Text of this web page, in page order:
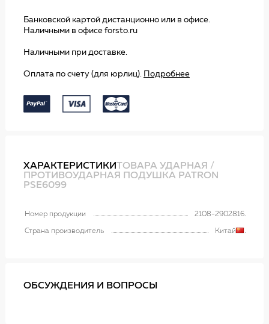
Банковской картой дистанционно или в офисе.
Наличными в офисе forsto.ru
Наличными при доставке.
Оплата по счету (для юрлиц). Подробнее
ХАРАКТЕРИСТИКИТОВАРА УДАРНАЯ /
ПРОТИВОУДАРНАЯ ПОДУШКА PATRON
PSE6099
Номер продукции 2108-2902816
Страна производитель Китай
ОБСУЖДЕНИЯ И ВОПРОСЫ